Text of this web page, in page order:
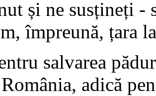
și ne susțineți -
împreună, țara
salvarea
adică